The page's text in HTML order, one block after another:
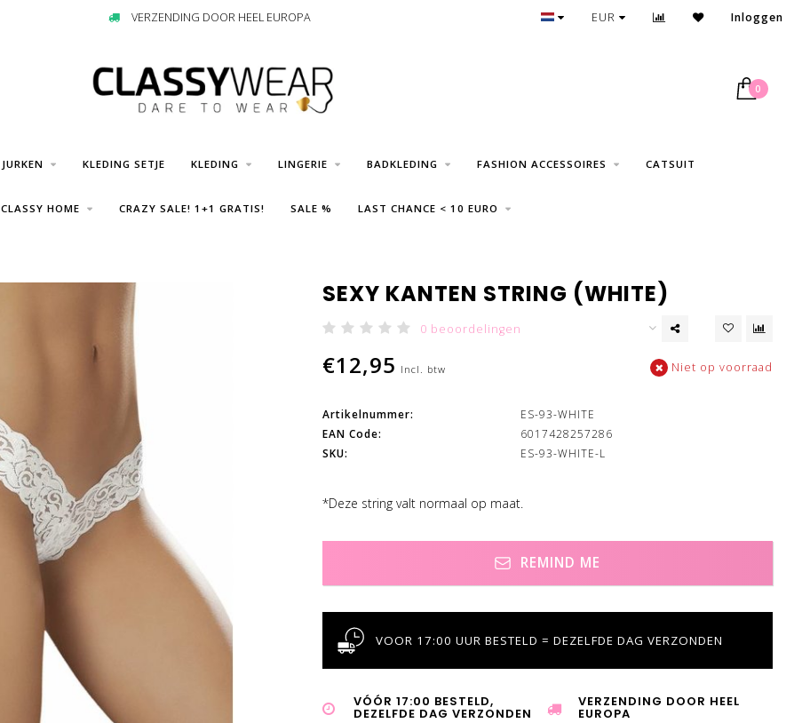
VERZENDING DOOR HEEL EUROPA 30 DAGEN RETOUR
EUR Inloggen
0
JURKEN KLEDING SETJE KLEDING LINGERIE BADKLEDING FASHION ACCESSOIRES CATSUIT
CLASSY HOME CRAZY SALE! 1+1 GRATIS! SALE % LAST CHANCE < 10 EURO
SEXY KANTEN STRING (WHITE)
0 beoordelingen
€12,95 Incl. btw Niet op voorraad
Artikelnummer:
ES-93-WHITE
EAN Code:
6017428257286
SKU:
ES-93-WHITE-L
*Deze string valt normaal op maat.
REMIND ME
VOOR 17:00 UUR BESTELD = DEZELFDE DAG VERZONDEN
VÓÓR 17:00 BESTELD,
DEZELFDE DAG VERZONDEN
VERZENDING DOOR HEEL
EUROPA